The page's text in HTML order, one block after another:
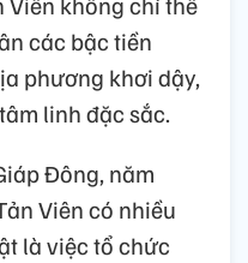
các bậc tiền
phương khơi dậy,
linh đặc sắc.
Đông, năm
Viên có nhiều
là việc tổ chức